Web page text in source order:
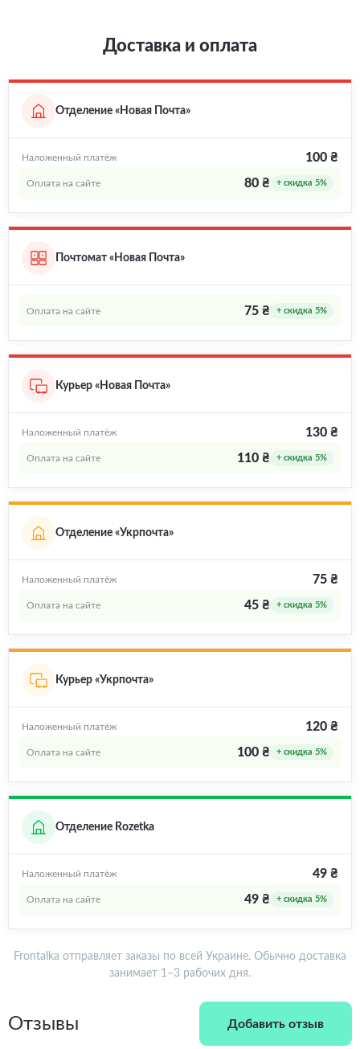
Доставка и оплата
Отделение «Новая Почта»
Наложенный платёж 100 ₴
Оплата на сайте 80 ₴ + скидка 5%
Почтомат «Новая Почта»
Оплата на сайте 75 ₴ + скидка 5%
Курьер «Новая Почта»
Наложенный платёж 130 ₴
Оплата на сайте 110 ₴ + скидка 5%
Отделение «Укрпочта»
Наложенный платёж 75 ₴
Оплата на сайте 45 ₴ + скидка 5%
Курьер «Укрпочта»
Наложенный платёж 120 ₴
Оплата на сайте 100 ₴ + скидка 5%
Отделение Rozetka
Наложенный платёж 49 ₴
Оплата на сайте 49 ₴ + скидка 5%
Frontalka отправляет заказы по всей Украине. Обычно доставка
занимает 1–3 рабочих дня.
Отзывы Добавить отзыв